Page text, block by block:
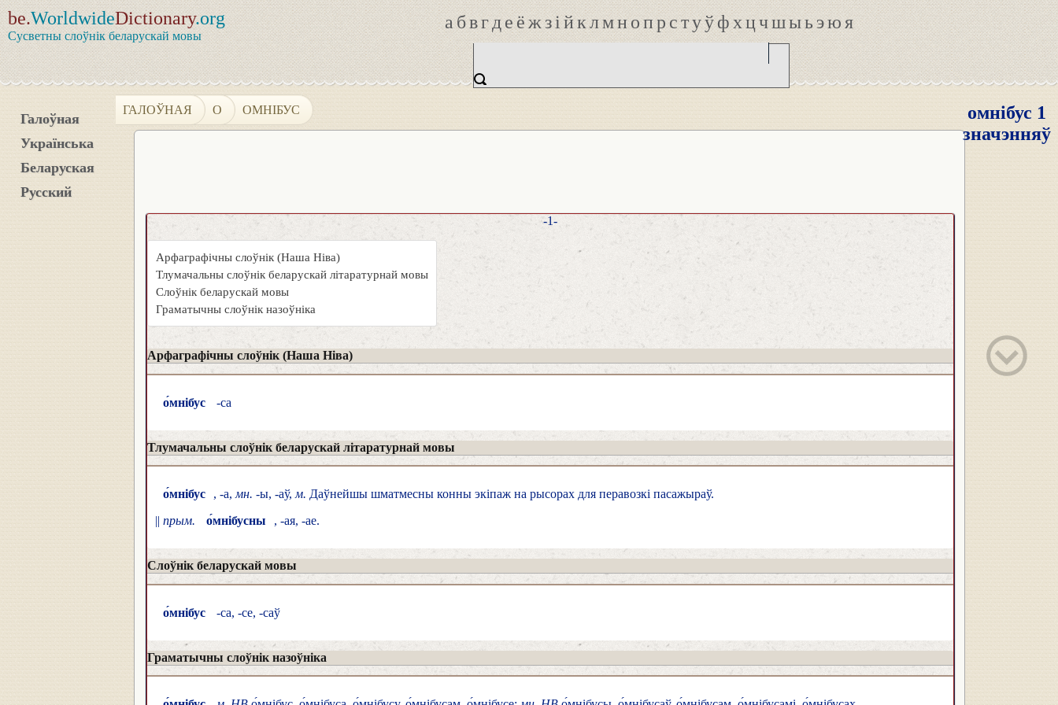
be.WorldwideDictionary.org
Сусветны слоўнік беларускай мовы
абвгдеёжзійклмнопрстуўфхцчшыьэюя
Галоўная
Українська
Беларуская
Русский
ГАЛОЎНАЯ О ОМНІБУС
омнібус 1
значэнняў
-1-
Арфаграфічны слоўнік (Наша Ніва)
Тлумачальны слоўнік беларускай літаратурнай мовы
Слоўнік беларускай мовы
Граматычны слоўнік назоўніка
Арфаграфічны слоўнік (Наша Ніва)
о́мнібус -са
Тлумачальны слоўнік беларускай літаратурнай мовы
о́мнібус , -а, мн. -ы, -аў, м. Даўнейшы шматмесны конны экіпаж на рысорах для перавозкі пасажыраў.
|| прым. о́мнібусны , -ая, -ае.
Слоўнік беларускай мовы
о́мнібус -са, -се, -саў
Граматычны слоўнік назоўніка